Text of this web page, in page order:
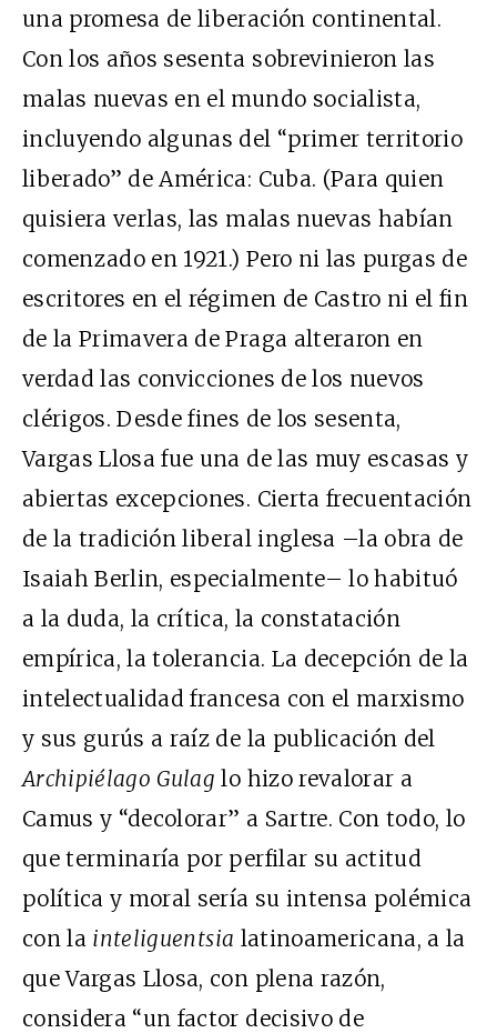
una promesa de liberación continental.
Con los años sesenta sobrevinieron las
malas nuevas en el mundo socialista,
incluyendo algunas del “primer territorio
liberado” de América: Cuba. (Para quien
quisiera verlas, las malas nuevas habían
comenzado en 1921.) Pero ni las purgas de
escritores en el régimen de Castro ni el fin
de la Primavera de Praga alteraron en
verdad las convicciones de los nuevos
clérigos. Desde fines de los sesenta,
Vargas Llosa fue una de las muy escasas y
abiertas excepciones. Cierta frecuentación
de la tradición liberal inglesa –la obra de
Isaiah Berlin, especialmente– lo habituó
a la duda, la crítica, la constatación
empírica, la tolerancia. La decepción de la
intelectualidad francesa con el marxismo
y sus gurús a raíz de la publicación del
Archipiélago Gulag lo hizo revalorar a
Camus y “decolorar” a Sartre. Con todo, lo
que terminaría por perfilar su actitud
política y moral sería su intensa polémica
con la inteliguentsia latinoamericana, a la
que Vargas Llosa, con plena razón,
considera “un factor decisivo de